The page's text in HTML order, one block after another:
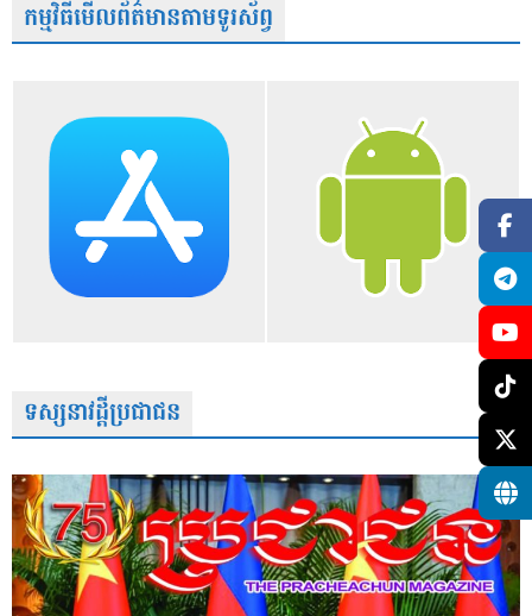
កម្មវិធីមើលព័ត៌មានតាមទូរស័ព្វ
ទស្សនាវដ្តីប្រជាជន